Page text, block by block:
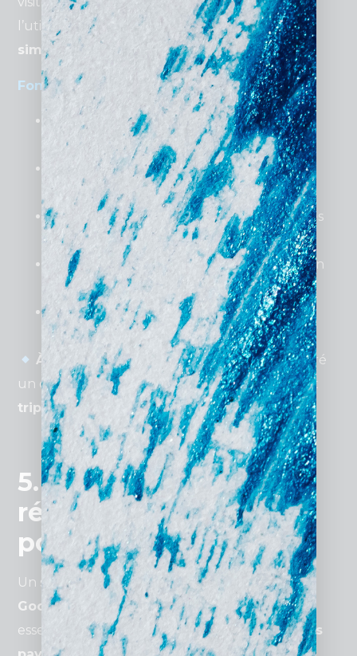
l’utilisateur doit pouvoir
interagir en toute
simplicité
Fonctionnalités clés à intégrer :
Système de réservation en ligne(via
Calendly, SimplyBook, etc.).
Chat en directpour répondre aux
questions instantanément.
Espace client sécurisépour partager des
documents confidentiels.
Optimisation mobilepour une navigation
fluide sur smartphone et tablette.
Ressources téléchargeables(guides
juridiques, contrats types, etc.).
À retenir
: Un cabinet d’avocats ayant intégré
un chat en ligne a vu ses demandes de contact
tripler en un an
5. L’importance du
référencement SEO
pour un site d’avocat
Un site Internet sans SEO estinvisible sur
Google. Le référencement naturelest donc
essentiel pour attirer des visiteurs qualifiéssans